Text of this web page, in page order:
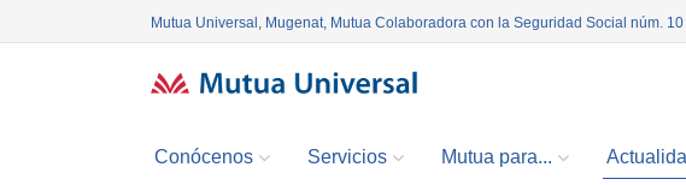
Mutua Universal, Mugenat, Mutua Colaboradora con la Seguridad Social núm. 10
Conócenos Servicios Mutua para...